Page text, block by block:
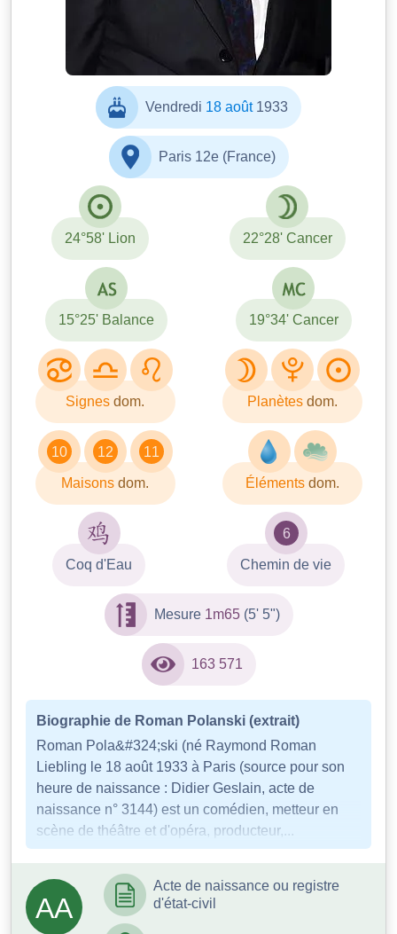
Vendredi 18 août1933
Paris 12e (France)
24°58' Lion 22°28' Cancer
15°25' Balance 19°34' Cancer
Signes dom. Planètes dom.
10 12 11
Maisons dom. Éléments dom.
Coq d'Eau
6
Chemin de vie
Mesure 1m65(5' 5")
163 571
Biographie de Roman Polanski (extrait)
Roman Pola&#324;ski (né Raymond Roman
Liebling le 18 août 1933 à Paris (source pour son
heure de naissance : Didier Geslain, acte de
naissance n° 3144) est un comédien, metteur en
scène de théâtre et d'opéra, producteur,...
AA
Acte de naissance ou registre
d'état-civil